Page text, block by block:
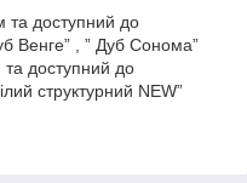
та доступний до
Венге” , ” Дуб Сонома”
доступний до
структурний NEW”